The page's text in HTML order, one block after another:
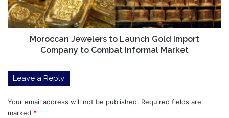
Company
to
Combat
InformalMoroccan Jewelers to Launch Gold Import
Company to Combat Informal Market
Leave a Reply
Your email address will not be published. Required fields are
marked *